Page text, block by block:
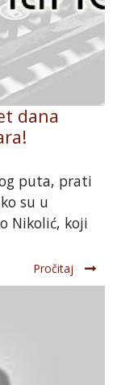
dana
puta, prati
su u
Nikolić, koji
Pročitaj